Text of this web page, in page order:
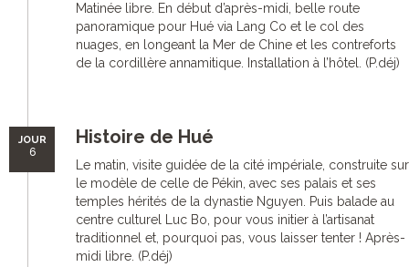
Matinée libre. En début d’après-midi, belle route
panoramique pour Hué via Lang Co et le col des
nuages, en longeant la Mer de Chine et les contreforts
de la cordillère annamitique. Installation à l’hôtel. (P.déj)
JOUR
6
Histoire de Hué
Le matin, visite guidée de la cité impériale, construite sur
le modèle de celle de Pékin, avec ses palais et ses
temples hérités de la dynastie Nguyen. Puis balade au
centre culturel Luc Bo, pour vous initier à l’artisanat
traditionnel et, pourquoi pas, vous laisser tenter ! Après-
midi libre. (P.déj)